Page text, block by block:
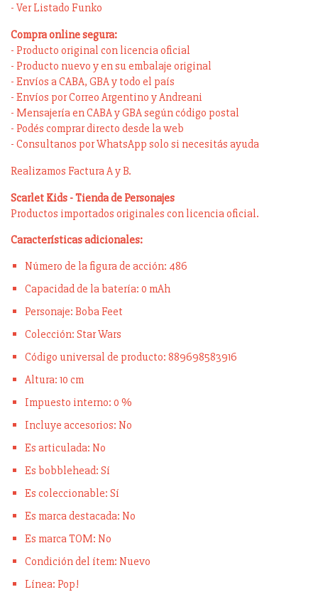
- Ver Listado Funko
Compra online segura:
- Producto original con licencia oficial
- Producto nuevo y en su embalaje original
- Envíos a CABA, GBA y todo el país
- Envíos por Correo Argentino y Andreani
- Mensajería en CABA y GBA según código postal
- Podés comprar directo desde la web
- Consultanos por WhatsApp solo si necesitás ayuda
Realizamos Factura A y B.
Scarlet Kids - Tienda de Personajes
Productos importados originales con licencia oficial.
Características adicionales:
Número de la figura de acción: 486
Capacidad de la batería: 0 mAh
Personaje: Boba Feet
Colección: Star Wars
Código universal de producto: 889698583916
Altura: 10 cm
Impuesto interno: 0 %
Incluye accesorios: No
Es articulada: No
Es bobblehead: Sí
Es coleccionable: Sí
Es marca destacada: No
Es marca TOM: No
Condición del ítem: Nuevo
Línea: Pop!